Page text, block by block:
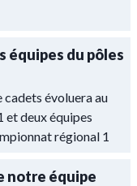
équipes du pôles
cadets évoluera au
et deux équipes
régional 1
notre équipe